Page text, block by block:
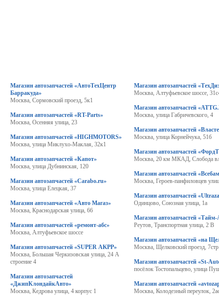
Магазин автозапчастей «АвтоТехЦентр
Барракуда»
Москва, Сормовский проезд, 5к1
Магазин автозапчастей «RT-Parts»
Москва, Осенняя улица, 23
Магазин автозапчастей «HIGHMOTORS»
Москва, улица Миклухо-Маклая, 32к1
Магазин автозапчастей «Капот»
Москва, улица Дубнинская, 120
Магазин автозапчастей «Carabo.ru»
Москва, улица Елецкая, 37
Магазин автозапчастей «Авто Магаз»
Москва, Краснодарская улица, 66
Магазин автозапчастей «ремонт-абс»
Москва, Алтуфьевское шоссе
Магазин автозапчастей «SUPER AKPP»
Москва, Большая Черкизовская улица, 24 А
строение 4
Магазин автозапчастей
«ДжипКлондайкАвто»
Москва, Кедрова улица, 4 корпус 1
Магазин автозапчастей
Москва, Алтуфьевское шоссе,
Магазин автозапчастей
Москва, улица Габричевского, 4
Магазин автозапчастей
Москва, улица Корнейчука, 51б
Магазин автозапчастей
Москва, 20 км МКАД, Слобода
Магазин автозапчастей
Москва, Героев-панфиловцев
Магазин автозапчастей
Одинцово, Союзная улица, 1а
Магазин автозапчастей «Тайм-
Реутов, Транспортная улица, 2 В
Магазин автозапчастей «на
Москва, Щелковский проезд,
Магазин автозапчастей «St-
посёлок Тостопальцево, улица
Магазин автозапчастей
Москва, Колодезный переулок,